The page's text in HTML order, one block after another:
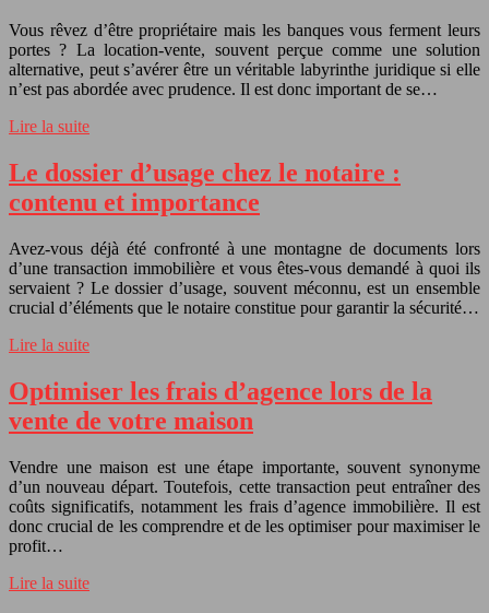
Vous rêvez d’être propriétaire mais les banques vous ferment leurs
portes ? La location-vente, souvent perçue comme une solution
alternative, peut s’avérer être un véritable labyrinthe juridique si elle
n’est pas abordée avec prudence. Il est donc important de se…
Lire la suite
Le dossier d’usage chez le notaire :
contenu et importance
Avez-vous déjà été confronté à une montagne de documents lors
d’une transaction immobilière et vous êtes-vous demandé à quoi ils
servaient ? Le dossier d’usage, souvent méconnu, est un ensemble
crucial d’éléments que le notaire constitue pour garantir la sécurité…
Lire la suite
Optimiser les frais d’agence lors de la
vente de votre maison
Vendre une maison est une étape importante, souvent synonyme
d’un nouveau départ. Toutefois, cette transaction peut entraîner des
coûts significatifs, notamment les frais d’agence immobilière. Il est
donc crucial de les comprendre et de les optimiser pour maximiser le
profit…
Lire la suite